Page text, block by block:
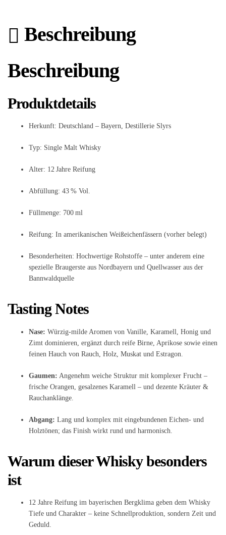
Beschreibung
Beschreibung
Produktdetails
Herkunft: Deutschland – Bayern, Destillerie Slyrs
Typ: Single Malt Whisky
Alter: 12 Jahre Reifung
Abfüllung: 43 % Vol.
Füllmenge: 700 ml
Reifung: In amerikanischen Weißeichenfässern (vorher belegt)
Besonderheiten: Hochwertige Rohstoffe – unter anderem eine
spezielle Braugerste aus Nordbayern und Quellwasser aus der
Bannwaldquelle
Tasting Notes
Nase: Würzig-milde Aromen von Vanille, Karamell, Honig und
Zimt dominieren, ergänzt durch reife Birne, Aprikose sowie einen
feinen Hauch von Rauch, Holz, Muskat und Estragon.
Gaumen: Angenehm weiche Struktur mit komplexer Frucht –
frische Orangen, gesalzenes Karamell – und dezente Kräuter &
Rauchanklänge.
Abgang: Lang und komplex mit eingebundenen Eichen- und
Holztönen; das Finish wirkt rund und harmonisch.
Warum dieser Whisky besonders
ist
12 Jahre Reifung im bayerischen Bergklima geben dem Whisky
Tiefe und Charakter – keine Schnellproduktion, sondern Zeit und
Geduld.